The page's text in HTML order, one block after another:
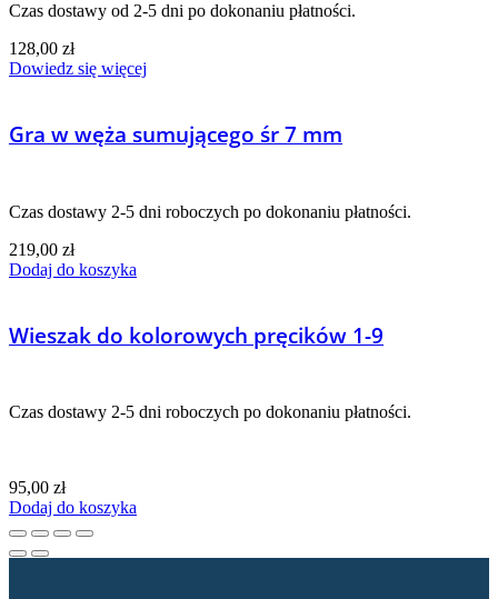
Czas dostawy od 2-5 dni po dokonaniu płatności.
128,00 zł
Dowiedz się więcej
Gra w węża sumującego śr 7 mm
Czas dostawy 2-5 dni roboczych po dokonaniu płatności.
219,00 zł
Dodaj do koszyka
Wieszak do kolorowych pręcików 1-9
Czas dostawy 2-5 dni roboczych po dokonaniu płatności.
95,00 zł
Dodaj do koszyka